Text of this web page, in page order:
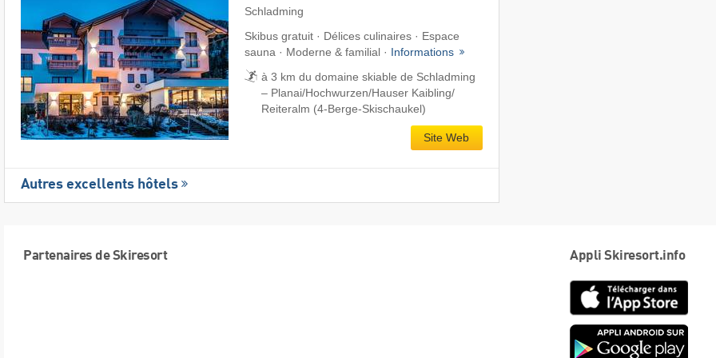
Schladming
Skibus gratuit · Délices culinaires · Espace
sauna · Moderne & familial · Informations
à 3 km du domaine skiable de Schladming
– Planai/​Hochwurzen/​Hauser Kaibling/​
Reiteralm (4-Berge-Skischaukel)
Site Web
Autres excellents hôtels
Partenaires de Skiresort Appli Skiresort.info